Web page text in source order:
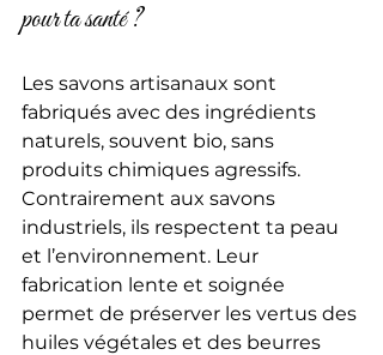
pour ta santé ?
Les savons artisanaux sont
fabriqués avec des ingrédients
naturels, souvent bio, sans
produits chimiques agressifs.
Contrairement aux savons
industriels, ils respectent ta peau
et l’environnement. Leur
fabrication lente et soignée
permet de préserver les vertus des
huiles végétales et des beurres